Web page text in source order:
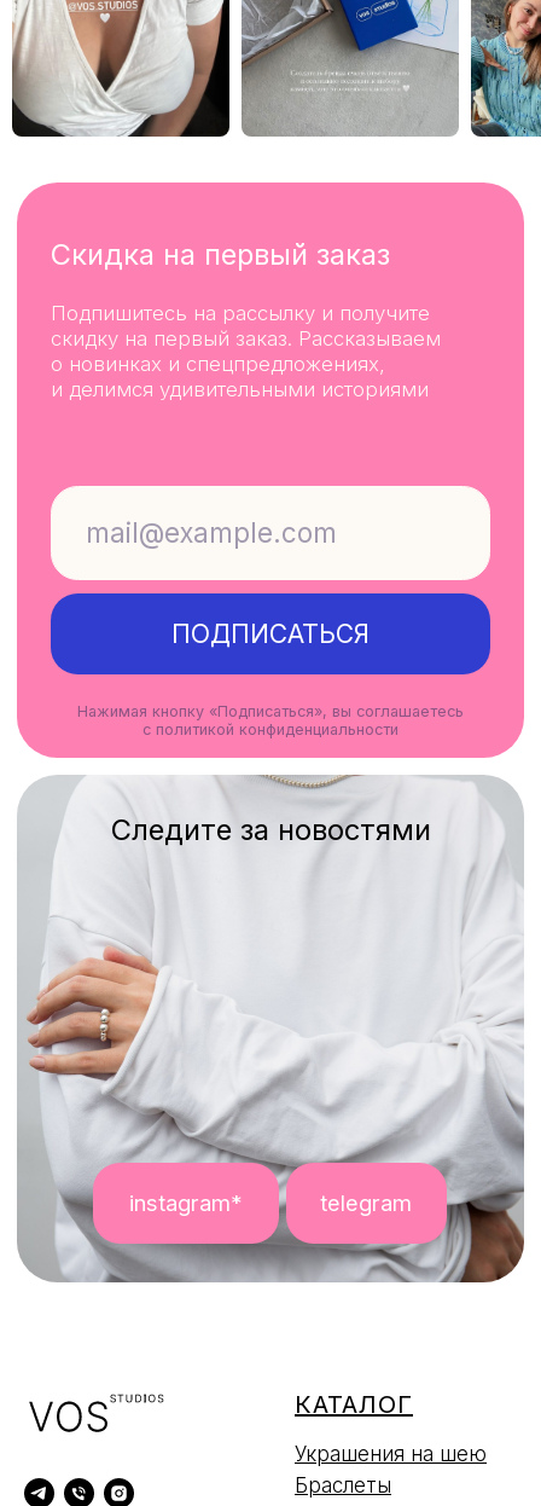
КАТАЛОГ
Украшения на шею
Браслеты